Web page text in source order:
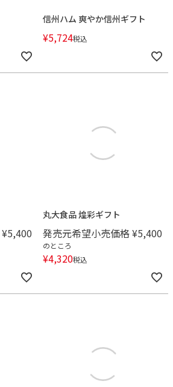
信州ハム 爽やか信州ギフト
¥5,724税込
¥5,400
丸大食品 煌彩ギフト
発売元希望小売価格¥5,400
のところ
¥4,320税込